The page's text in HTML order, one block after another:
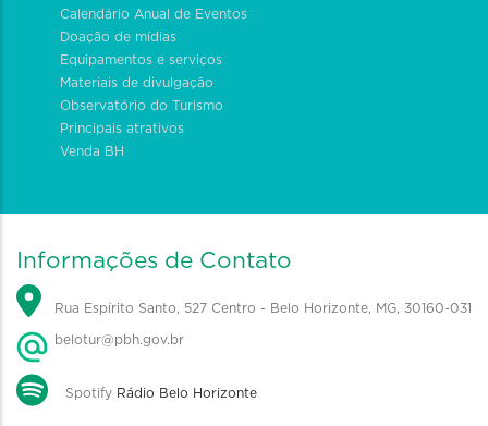
Calendário Anual de Eventos
Doação de mídias
Equipamentos e serviços
Materiais de divulgação
Observatório do Turismo
Principais atrativos
Venda BH
Informações de Contato
Rua Espírito Santo, 527 Centro - Belo Horizonte, MG, 30160-031
belotur@pbh.gov.br
Spotify Rádio Belo Horizonte